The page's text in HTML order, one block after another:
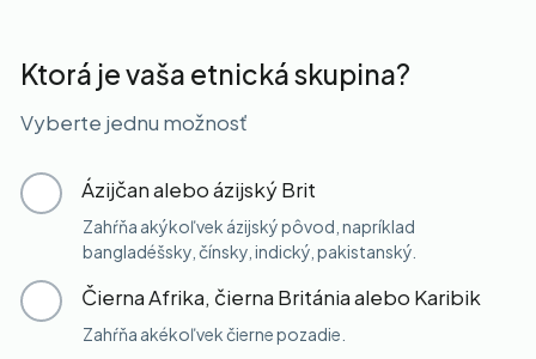
Ktorá je vaša etnická skupina?
Vyberte jednu možnosť
Ázijčan alebo ázijský Brit
Zahŕňa akýkoľvek ázijský pôvod, napríklad
bangladéšsky, čínsky, indický, pakistanský.
Čierna Afrika, čierna Británia alebo Karibik
Zahŕňa akékoľvek čierne pozadie.